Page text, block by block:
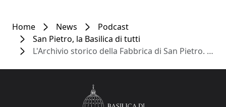
Home News
Podcast
San Pietro, la Basilica di tutti
L'Archivio storico della Fabbrica di San Pietro. Intervista a Simona Turriziani